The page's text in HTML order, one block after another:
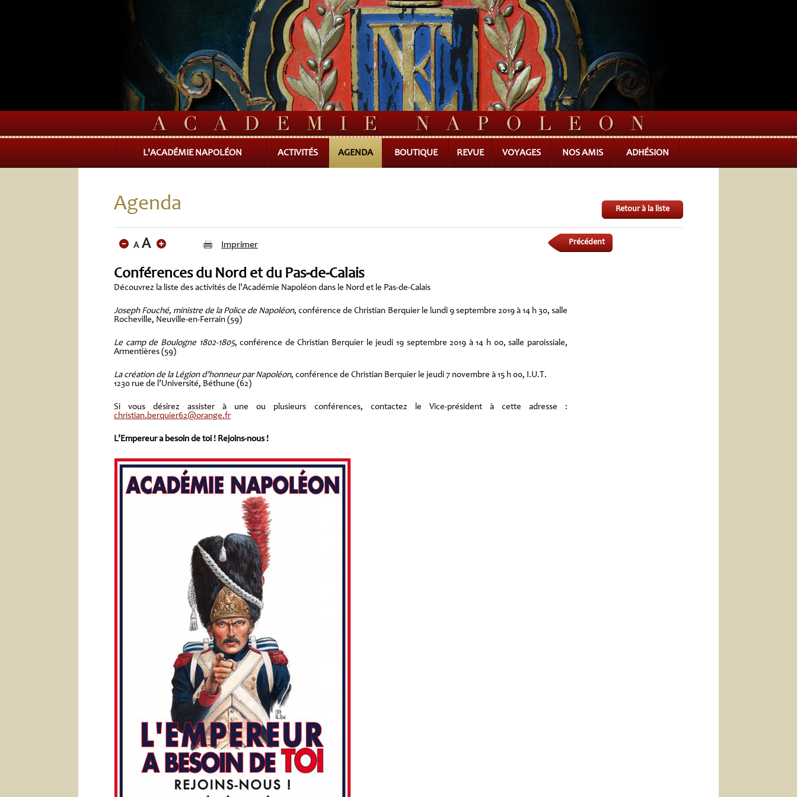
L'ACADÉMIE NAPOLÉON ACTIVITÉS AGENDA BOUTIQUE REVUE VOYAGES NOS AMIS ADHÉSION
Agenda Retour à la liste
Imprimer Précédent
Conférences du Nord et du Pas-de-Calais
Découvrez la liste des activités de l’Académie Napoléon dans le Nord et le Pas-de-Calais
Joseph Fouché, ministre de la Police de Napoléon, conférence de Christian Berquier le lundi 9 septembre 2019 à 14 h 30, salle
Rocheville, Neuville-en-Ferrain (59)
Le camp de Boulogne 1802-1805, conférence de Christian Berquier le jeudi 19 septembre 2019 à 14 h 00, salle paroissiale,
Armentières (59)
La création de la Légion d’honneur par Napoléon, conférence de Christian Berquier le jeudi 7 novembre à 15 h 00, I.U.T.
1230 rue de l’Université, Béthune (62)
Si vous désirez assister à une ou plusieurs conférences, contactez le Vice-président à cette adresse :
christian.berquier62@orange.fr
L’Empereur a besoin de toi ! Rejoins-nous !